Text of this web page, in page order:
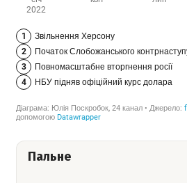
Пальне